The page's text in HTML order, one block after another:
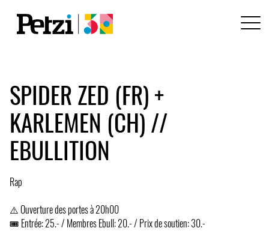
SPIDER ZED (FR) +
KARLEMEN (CH) //
EBULLITION
Rap
⚠️ Ouverture des portes à 20h00
🎟️ Entrée: 25.- / Membres Ebull: 20.- / Prix de soutien: 30.-